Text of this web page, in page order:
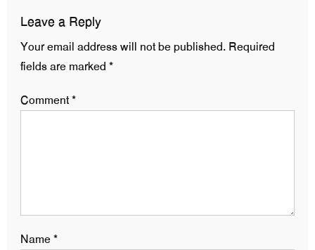
Leave a Reply
Your email address will not be published. Required
fields are marked *
Comment*
Name*